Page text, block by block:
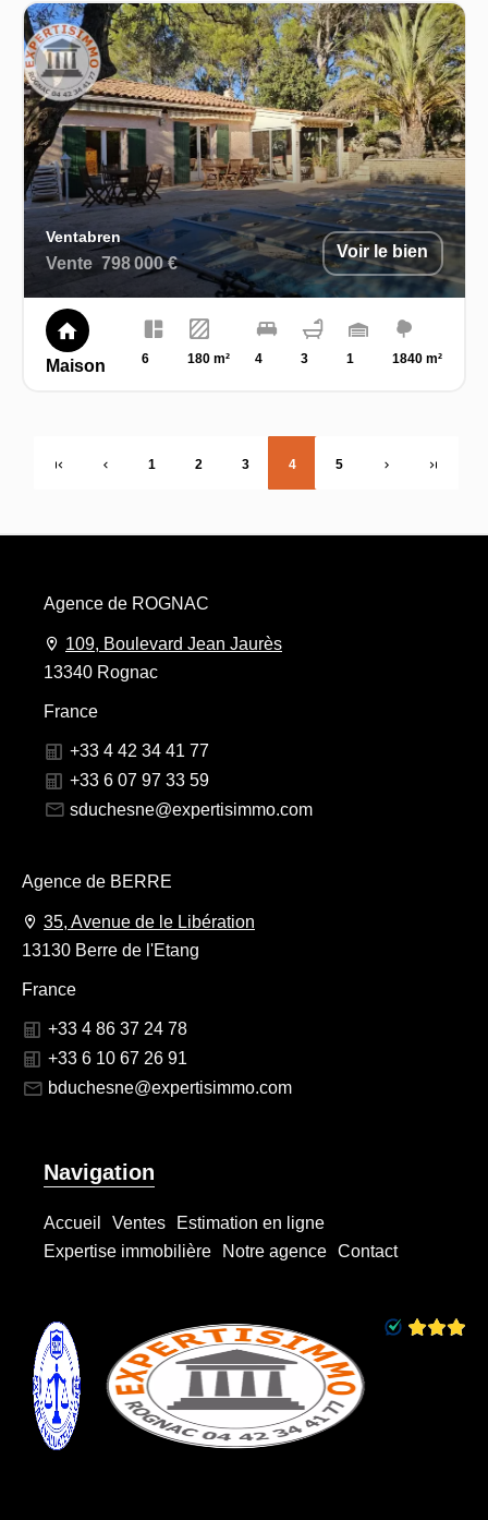
Ventabren
Vente 798 000 €
Voir le bien
Maison 6 180 m² 4 3 1 1840 m²
1 2 3 4 5
Agence de ROGNAC
109, Boulevard Jean Jaurès
13340 Rognac
France
+33 4 42 34 41 77
+33 6 07 97 33 59
sduchesne@expertisimmo.com
Agence de BERRE
35, Avenue de le Libération
13130 Berre de l'Etang
France
+33 4 86 37 24 78
+33 6 10 67 26 91
bduchesne@expertisimmo.com
Navigation
Accueil Ventes
Estimation en ligne
Expertise immobilière
Notre agence Contact